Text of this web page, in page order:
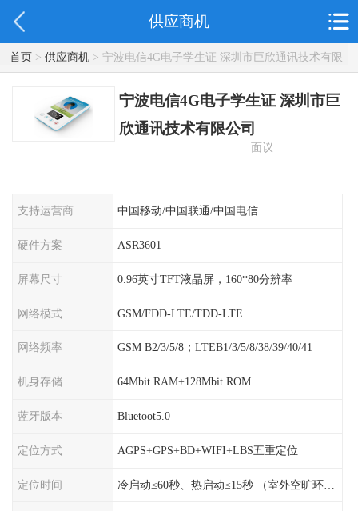
供应商机
首页> 供应商机> 宁波电信4G电子学生证 深圳市巨欣通讯技术有限
公司
宁波电信4G电子学生证 深圳市巨
欣通讯技术有限公司
面议
支持运营商 中国移动/中国联通/中国电信
硬件方案 ASR3601
屏幕尺寸 0.96英寸TFT液晶屏，160*80分辨率
网络模式 GSM/FDD-LTE/TDD-LTE
网络频率 GSM B2/3/5/8；LTEB1/3/5/8/38/39/40/41
机身存储 64Mbit RAM+128Mbit ROM
蓝牙版本 Bluetoot5.0
定位方式 AGPS+GPS+BD+WIFI+LBS五重定位
定位时间